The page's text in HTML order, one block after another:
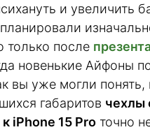
и увеличить
только после
новенькие Айфоны
вы уже могли понять,
габаритов чехлы
iPhone 15 Pro точно